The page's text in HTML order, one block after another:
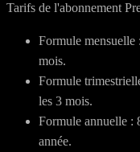
Tarifs de l'abonnement
Formule mensuelle
mois.
Formule
les 3 mois.
Formule annuelle :
année.